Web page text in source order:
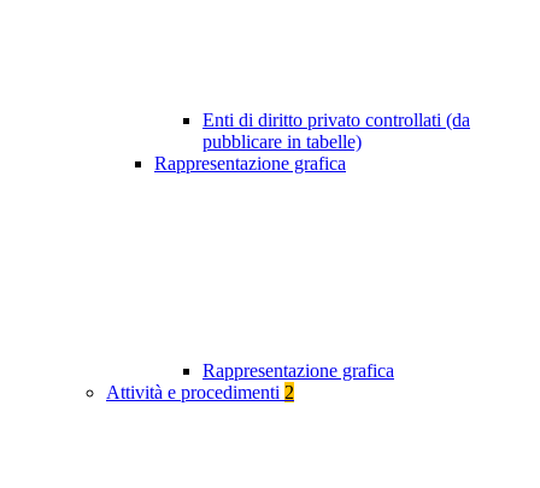
Enti di diritto privato controllati (da
pubblicare in tabelle)
Rappresentazione grafica
Rappresentazione grafica
Attività e procedimenti 2